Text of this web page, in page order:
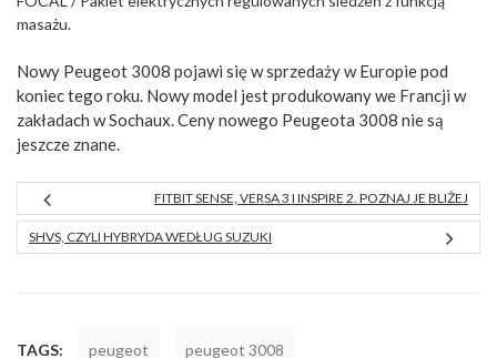
masażu.
Nowy Peugeot 3008 pojawi się w sprzedaży w Europie pod
koniec tego roku. Nowy model jest produkowany we Francji w
zakładach w Sochaux. Ceny nowego Peugeota 3008 nie są
jeszcze znane.
FITBIT SENSE, VERSA 3 I INSPIRE 2. POZNAJ JE BLIŻEJ
SHVS, CZYLI HYBRYDA WEDŁUG SUZUKI
TAGS: peugeot peugeot 3008